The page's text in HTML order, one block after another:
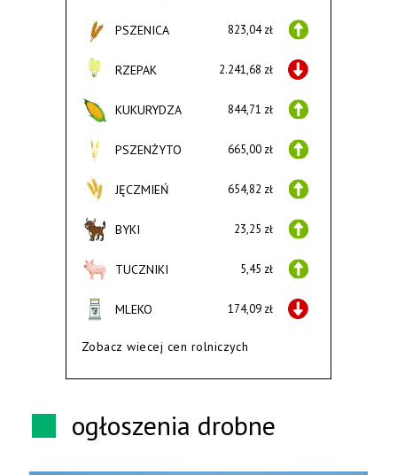
PSZENICA 823,04 zł
RZEPAK 2.241,68 zł
KUKURYDZA 844,71 zł
PSZENŻYTO 665,00 zł
JĘCZMIEŃ 654,82 zł
BYKI 23,25 zł
TUCZNIKI 5,45 zł
MLEKO 174,09 zł
Zobacz wiecej cen rolniczych
ogłoszenia drobne